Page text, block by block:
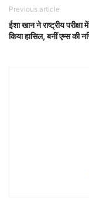
Previous article
ईशा खान ने राष्ट्रीय
किया हासिल, बनीं एम्स की